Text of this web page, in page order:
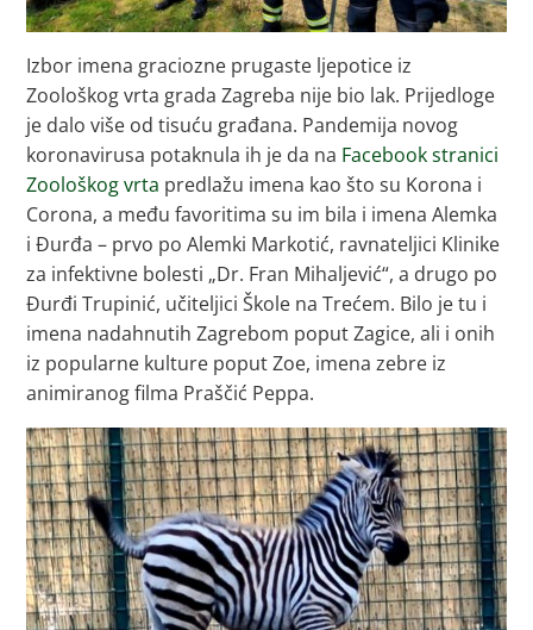
Izbor imena graciozne prugaste ljepotice iz
Zoološkog vrta grada Zagreba nije bio lak. Prijedloge
je dalo više od tisuću građana. Pandemija novog
koronavirusa potaknula ih je da na Facebook stranici
Zoološkog vrta predlažu imena kao što su Korona i
Corona, a među favoritima su im bila i imena Alemka
i Đurđa – prvo po Alemki Markotić, ravnateljici Klinike
za infektivne bolesti „Dr. Fran Mihaljević“, a drugo po
Đurđi Trupinić, učiteljici Škole na Trećem. Bilo je tu i
imena nadahnutih Zagrebom poput Zagice, ali i onih
iz popularne kulture poput Zoe, imena zebre iz
animiranog filma Praščić Peppa.